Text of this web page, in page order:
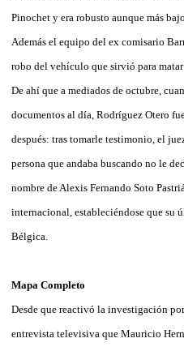
Pinochet y era robusto aunque más
Además el equipo del ex comisario
robo del vehículo que sirvió para matar
De ahí que a mediados de octubre,
documentos al día, Rodríguez Otero
después: tras tomarle testimonio, el
persona que andaba buscando no le
nombre de Alexis Fernando Soto
internacional, estableciéndose que su
Bélgica.
Mapa Completo
Desde que reactivó la investigación
entrevista televisiva que Mauricio